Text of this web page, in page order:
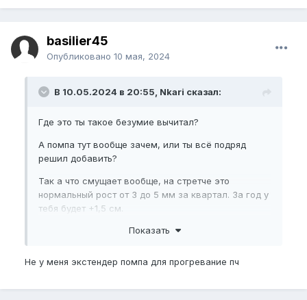
basilier45
Опубликовано 10 мая, 2024
В 10.05.2024 в 20:55, Nkari сказал:
Где это ты такое безумие вычитал?
А помпа тут вообще зачем, или ты всё подряд
решил добавить?
Так а что смущает вообще, на стретче это
нормальный рост от 3 до 5 мм за квартал. За год у
тебя будет +1,5 см.
Показать
Не у меня экстендер помпа для прогревание пч